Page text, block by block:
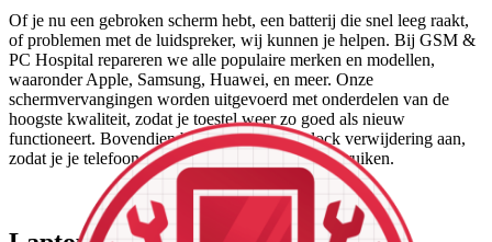
Of je nu een gebroken scherm hebt, een batterij die snel leeg raakt,
of problemen met de luidspreker, wij kunnen je helpen. Bij GSM &
PC Hospital repareren we alle populaire merken en modellen,
waaronder Apple, Samsung, Huawei, en meer. Onze
schermvervangingen worden uitgevoerd met onderdelen van de
hoogste kwaliteit, zodat je toestel weer zo goed als nieuw
functioneert. Bovendien bieden we ook simlock verwijdering aan,
zodat je je telefoon zonder beperkingen kunt gebruiken.